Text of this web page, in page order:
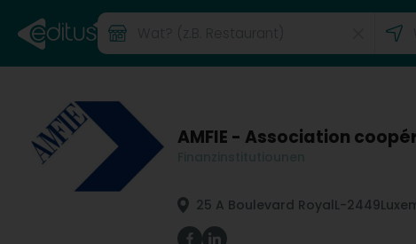
AMFIE - Association
25 A Boulevard RoyalL-2449